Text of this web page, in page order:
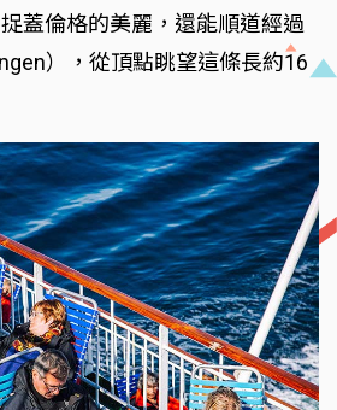
蓋倫格的美麗，還能順道經過
），從頂點眺望這條長約16